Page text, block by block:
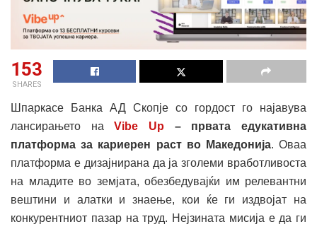
153
SHARES
Шпаркасе Банка АД Скопје со гордост го најавува
лансирањето на
Vibe Up – првата едукативна
платформа за кариерен раст во Македонија. Оваа
платформа е дизајнирана да ја зголеми вработливоста
на младите во земјата, обезбедувајќи им релевантни
вештини и алатки и знаење, кои ќе ги издвојат на
конкурентниот пазар на труд. Нејзината мисија е да ги